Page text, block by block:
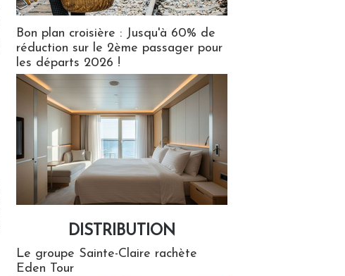
Bon plan croisière : Jusqu'à 60% de
réduction sur le 2ème passager pour
les départs 2026 !
DISTRIBUTION
Le groupe Sainte-Claire rachète
Eden Tour